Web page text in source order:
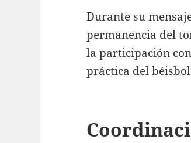
Durante su
permanencia del
la participación
práctica del